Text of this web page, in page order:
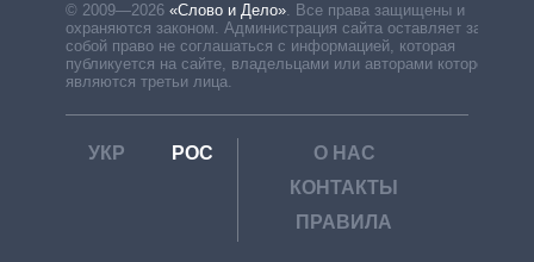
© 2009—2026 «Слово и Дело». Все права защищены и
охраняются законом. Администрация сайта оставляет за
собой право не соглашаться с информацией, которая
публикуется на сайте, владельцами или авторами которой
являются третьи лица.
УКР РОС
О НАС
КОНТАКТЫ
ПРАВИЛА